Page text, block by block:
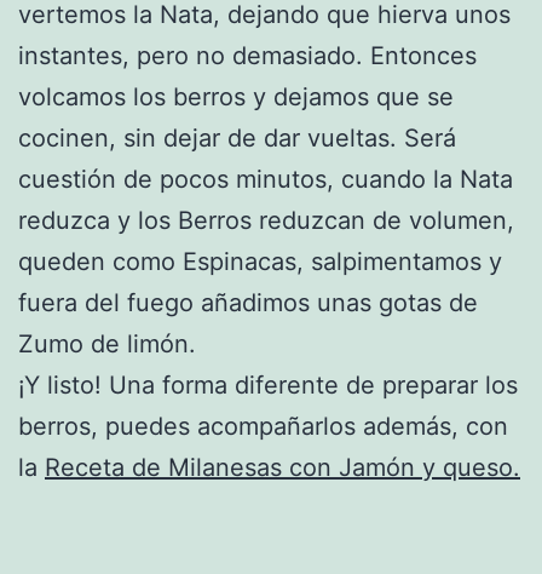
vertemos la Nata, dejando que hierva unos
instantes, pero no demasiado. Entonces
volcamos los berros y dejamos que se
cocinen, sin dejar de dar vueltas. Será
cuestión de pocos minutos, cuando la Nata
reduzca y los Berros reduzcan de volumen,
queden como Espinacas, salpimentamos y
fuera del fuego añadimos unas gotas de
Zumo de limón.
¡Y listo! Una forma diferente de preparar los
berros, puedes acompañarlos además, con
la Receta de Milanesas con Jamón y queso.